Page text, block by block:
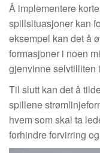
Å implementere
spillsituasjoner kan
eksempel kan det å
formasjoner i noen
gjenvinne selvtilliten
Til slutt kan det å
spillene
hvem som skal ta
forhindre forvirring